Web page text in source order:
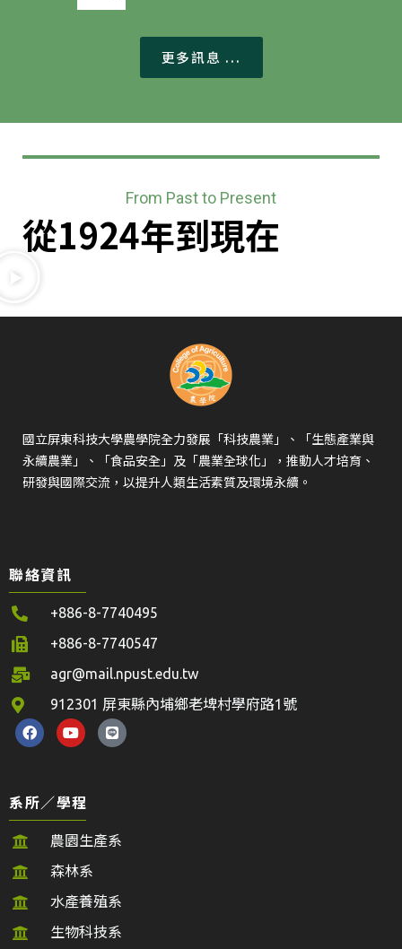
更多訊息 ...
From Past to Present
從1924年到現在
國立屏東科技大學農學院全力發展「科技農業」、「生態產業與
永續農業」、「食品安全」及「農業全球化」，推動人才培育、
研發與國際交流，以提升人類生活素質及環境永續。
聯絡資訊
+886-8-7740495
+886-8-7740547
agr@mail.npust.edu.tw
912301 屏東縣內埔鄉老埤村學府路1號
系所／學程
農園生產系
森林系
水產養殖系
生物科技系